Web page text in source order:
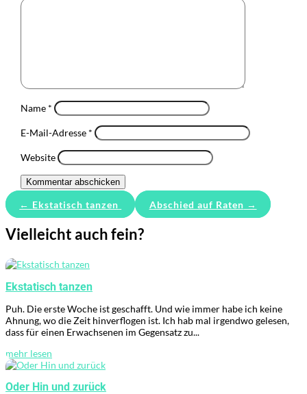
Name *
E-Mail-Adresse *
Website
Kommentar abschicken
← Ekstatisch tanzen Abschied auf Raten →
Vielleicht auch fein?
Ekstatisch tanzen
Puh. Die erste Woche ist geschafft. Und wie immer habe ich keine
Ahnung, wo die Zeit hinverflogen ist. Ich hab mal irgendwo gelesen,
dass für einen Erwachsenen im Gegensatz zu...
mehr lesen
Oder Hin und zurück